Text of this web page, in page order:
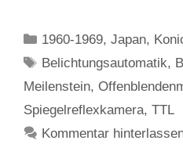
Kategorien
1960-1969,Japan,
Schlagwörter
Belichtungsautomatik,
Meilenstein,
Spiegelreflexkamera, TTL
Kommentar